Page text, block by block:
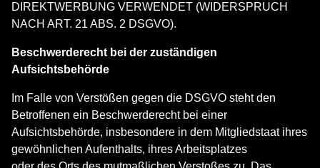
DIREKTWERBUNG VERWENDET (WIDERSPRUCH
NACH ART. 21 ABS. 2 DSGVO).
Beschwerderecht bei der zuständigen
Aufsichtsbehörde
Im Falle von Verstößen gegen die DSGVO steht den
Betroffenen ein Beschwerderecht bei einer
Aufsichtsbehörde, insbesondere in dem Mitgliedstaat ihres
gewöhnlichen Aufenthalts, ihres Arbeitsplatzes